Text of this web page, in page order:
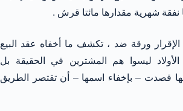
نفقة شهرية مقدارها مائتا قرش .
ورقة ضد ، تكشف ما أخفاه عقد البيع
ليسوا هم المشترين في الحقيقة بل
قصدت – بإخفاء اسمها – أن تقتصر الطريق